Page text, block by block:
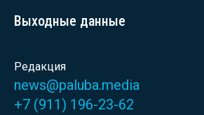
Выходные данные
Редакция
news@paluba.media
+7 (911) 196-23-62